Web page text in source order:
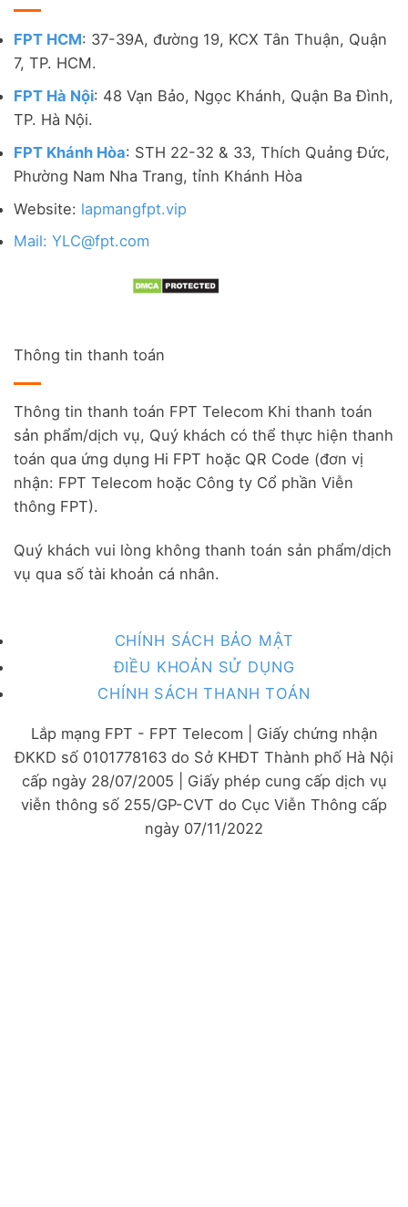
FPT HCM: 37-39A, đường 19, KCX Tân Thuận, Quận
7, TP. HCM.
FPT Hà Nội: 48 Vạn Bảo, Ngọc Khánh, Quận Ba Đình,
TP. Hà Nội.
FPT Khánh Hòa: STH 22-32 & 33, Thích Quảng Đức,
Phường Nam Nha Trang, tỉnh Khánh Hòa
Website: lapmangfpt.vip
Mail: YLC@fpt.com
Thông tin thanh toán
Thông tin thanh toán FPT Telecom Khi thanh toán
sản phẩm/dịch vụ, Quý khách có thể thực hiện thanh
toán qua ứng dụng Hi FPT hoặc QR Code (đơn vị
nhận: FPT Telecom hoặc Công ty Cổ phần Viễn
thông FPT).
Quý khách vui lòng không thanh toán sản phẩm/dịch
vụ qua số tài khoản cá nhân.
CHÍNH SÁCH BẢO MẬT
ĐIỀU KHOẢN SỬ DỤNG
CHÍNH SÁCH THANH TOÁN
Lắp mạng FPT - FPT Telecom | Giấy chứng nhận
ĐKKD số 0101778163 do Sở KHĐT Thành phố Hà Nội
cấp ngày 28/07/2005 | Giấy phép cung cấp dịch vụ
viễn thông số 255/GP-CVT do Cục Viễn Thông cấp
ngày 07/11/2022